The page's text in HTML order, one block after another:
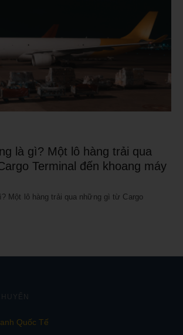
là gì? Một lô hàng trải qua
Terminal đến khoang máy
Một lô hàng trải qua những gì từ Cargo
Quốc Tế